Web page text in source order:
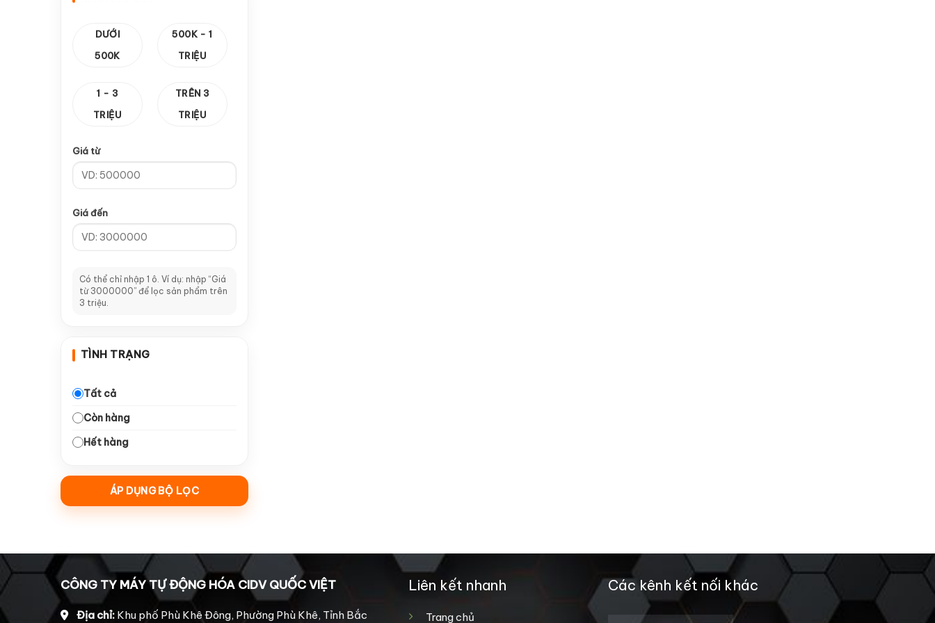
Thanh răng & Hộp Số
—Thanh răng
—
—Card V5 1
—Card V8
— Card V9
—Tay cầm A11 2
—Dao CNC & Đầu Kẹp
— Dao Tideway
—Collet giữ dao
— Dao đục gỗ
—Dao ngành quảng cáo
—Động Cơ & Driver 21
—Động cơ bước 860 5
— Động cơ Leadshine
HBS 758
1
—Động cơ Leadshine
4
DƯỚI
500K
500K - 1
TRIỆU
1 - 3
TRIỆU
TRÊN 3
TRIỆU
Giá từ
Giá đến
Có thể chỉ nhập 1 ô. Ví dụ: nhập “Giá
từ 3000000” để lọc sản phẩm trên
3 triệu.
TÌNH TRẠNG
Tất cả
Còn hàng
Hết hàng
ÁP DỤNG BỘ LỌC
CÔNG TY MÁY TỰ ĐỘNG HÓA CIDV QUỐC VIỆT
Địa chỉ: Khu phố Phù Khê Đông, Phường Phù Khê, Tỉnh Bắc
Liên kết nhanh
Trang chủ
Các kênh kết nối khác